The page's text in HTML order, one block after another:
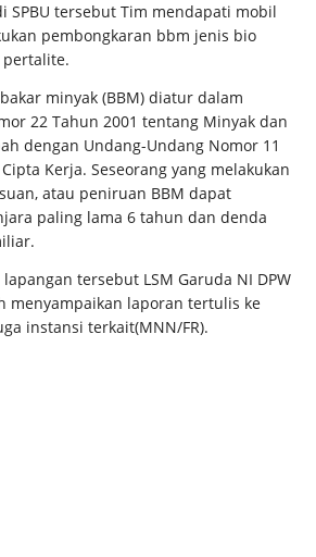
SPBU tersebut Tim mendapati mobil
pembongkaran bbm jenis bio
pertalite.
minyak (BBM) diatur dalam
22 Tahun 2001 tentang Minyak dan
dengan Undang-Undang Nomor 11
Kerja. Seseorang yang melakukan
atau peniruan BBM dapat
paling lama 6 tahun dan denda
tersebut LSM Garuda NI DPW
menyampaikan laporan tertulis ke
instansi terkait(MNN/FR).